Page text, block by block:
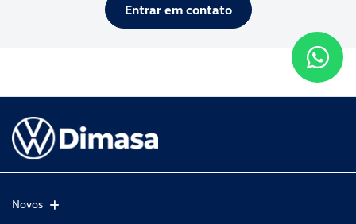
Entrar em contato
Novos